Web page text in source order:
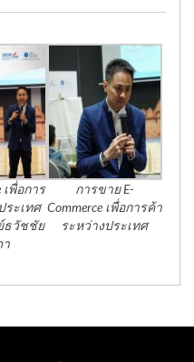
เพื่อการ
ระเทศ
ธวัชชัย
การขาย E-
Commerce เพื่อการค้า
ระหว่างประเทศ